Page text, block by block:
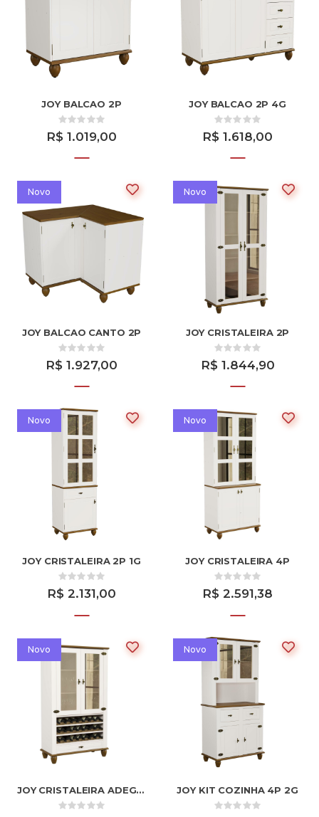
JOY BALCAO 2P
R$ 1.019,00
JOY BALCAO 2P 4G
R$ 1.618,00
Novo
JOY BALCAO CANTO 2P
R$ 1.927,00
Novo
JOY CRISTALEIRA 2P
R$ 1.844,90
Novo
JOY CRISTALEIRA 2P 1G
R$ 2.131,00
Novo
JOY CRISTALEIRA 4P
R$ 2.591,38
Novo
JOY CRISTALEIRA ADEGA ALTA 2P 1G
Novo
JOY KIT COZINHA 4P 2G